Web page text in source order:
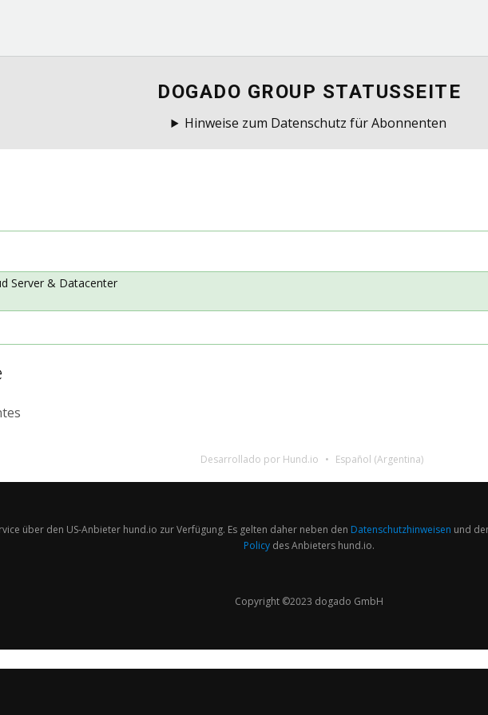
DOGADO GROUP STATUSSEITE
Hinweise zum Datenschutz für Abonnenten
Server & Datacenter
Desarrollado por Hund.io Español (Argentina)
über den US-Anbieter hund.io zur Verfügung. Es gelten daher neben den Datenschutzhinweisen und
Policy des Anbieters hund.io.
Copyright ©2023 dogado GmbH